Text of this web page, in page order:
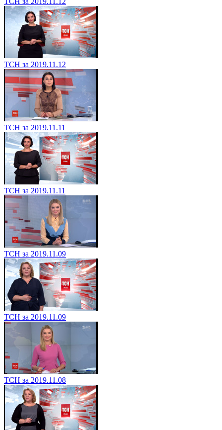
ТСН за 2019.11.12
ТСН за 2019.11.11
ТСН за 2019.11.11
ТСН за 2019.11.09
ТСН за 2019.11.09
ТСН за 2019.11.08